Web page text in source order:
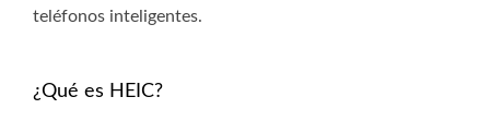
teléfonos inteligentes.
¿Qué es HEIC?